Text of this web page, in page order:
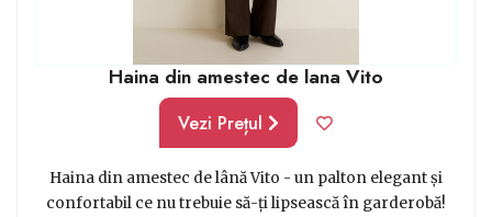
Haina din amestec de lana Vito
Vezi Prețul
Haina din amestec de lână Vito - un palton elegant și
confortabil ce nu trebuie să-ți lipsească în garderobă!